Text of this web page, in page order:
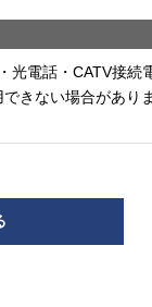
電話・CATV接続
きない場合がありま